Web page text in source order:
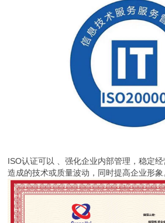
ISO认证可以 、强化企业内部管理，稳定
造成的技术或质量波动，同时提高企业形象